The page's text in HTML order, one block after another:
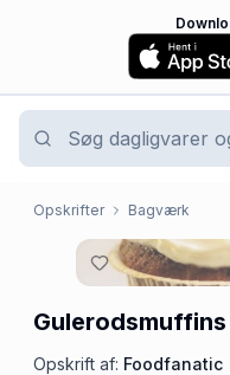
Opskrifter Bagværk
Opskrift af: Foodfanatic